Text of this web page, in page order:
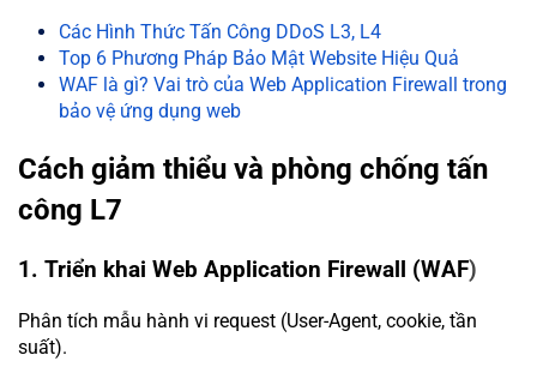
Các Hình Thức Tấn Công DDoS L3, L4
Top 6 Phương Pháp Bảo Mật Website Hiệu Quả
WAF là gì? Vai trò của Web Application Firewall trong
bảo vệ ứng dụng web
Cách giảm thiểu và phòng chống tấn
công L7
1. Triển khai Web Application Firewall (WAF)
Phân tích mẫu hành vi request (User-Agent, cookie, tần
suất).